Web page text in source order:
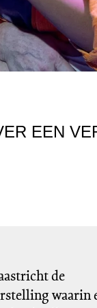
EEN
de
waarin